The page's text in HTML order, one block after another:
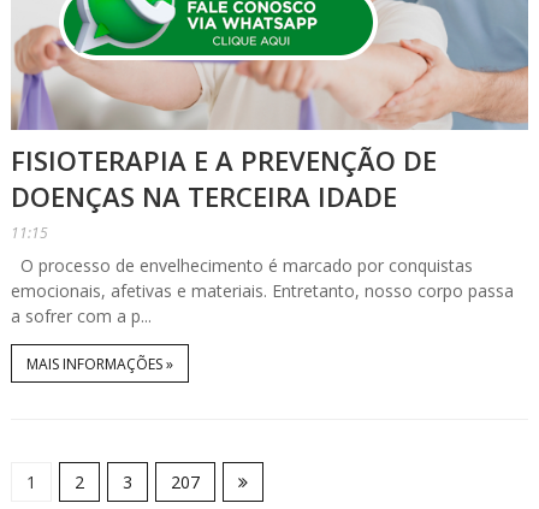
FISIOTERAPIA E A PREVENÇÃO DE
DOENÇAS NA TERCEIRA IDADE
11:15
O processo de envelhecimento é marcado por conquistas
emocionais, afetivas e materiais. Entretanto, nosso corpo passa
a sofrer com a p...
MAIS INFORMAÇÕES »
1 2 3 207